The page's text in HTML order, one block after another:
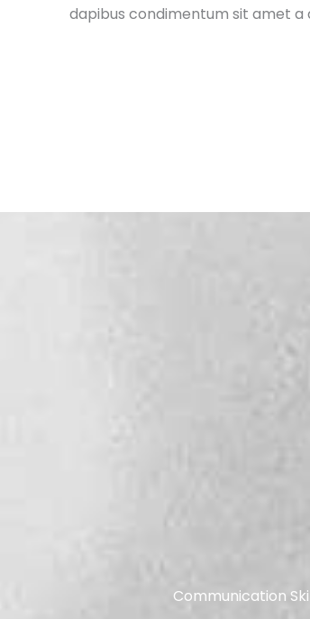
dapibus condimentum sit amet a
Communication